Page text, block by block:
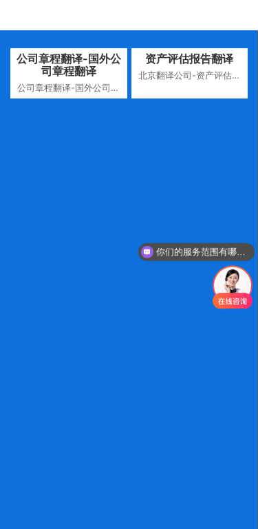
公司章程翻译-国外公
司章程翻译
公司章程翻译-国外公司章
程翻译-北京翻译公司
资产评估报告翻译
北京翻译公司-资产评估报
你们的服务范围有哪些？